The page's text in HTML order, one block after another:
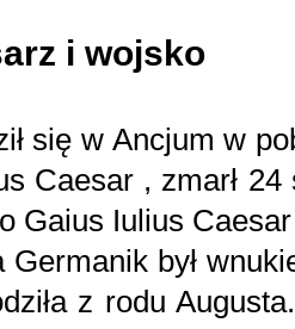
i wojsko
się w Ancjum w
Caesar , zmarł
Gaius Iulius
Germanik był
z rodu